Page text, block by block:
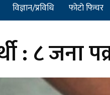
विज्ञान/प्रविधि फोटो फिचर
: ८ जना